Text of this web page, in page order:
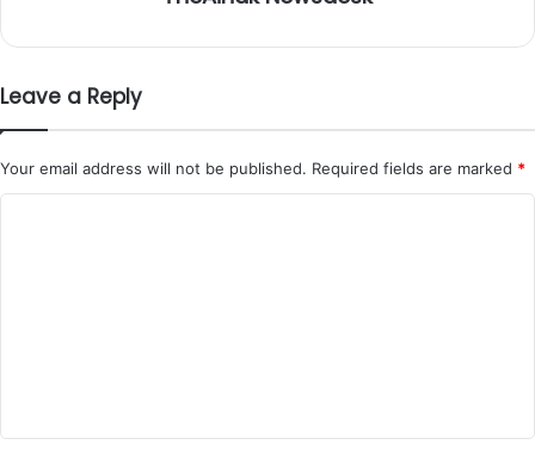
Leave a Reply
Your email address will not be published. Required fields are marked *